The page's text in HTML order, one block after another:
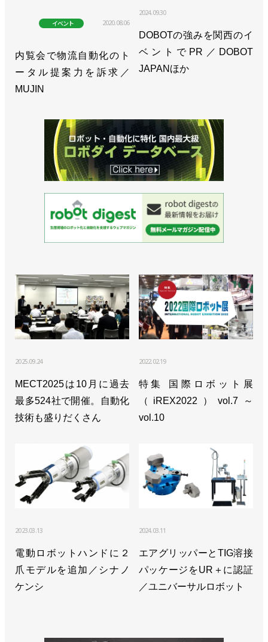
イベント 2020.08.06
内覧会で物流自動化のト
ータル提案力を訴求／
MUJIN
2024.09.30
DOBOTの強みを関西のイ
ベントでPR／DOBOT
JAPANほか
2025.09.24
MECT2025は10月に過去
最多524社で開催。自動化
技術も盛りだくさん
2022.02.19
特集 国際ロボット展
（iREX2022）vol.7～
vol.10
2023.03.13
電動ロボットハンドに２
爪モデルを追加／シナノ
ケンシ
2024.03.11
エアグリッパーとTIG溶接
パッケージをUR＋に認証
／ユニバーサルロボット